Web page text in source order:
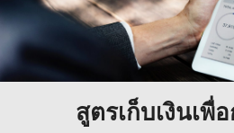
สูตรเก็บเงินเพื่